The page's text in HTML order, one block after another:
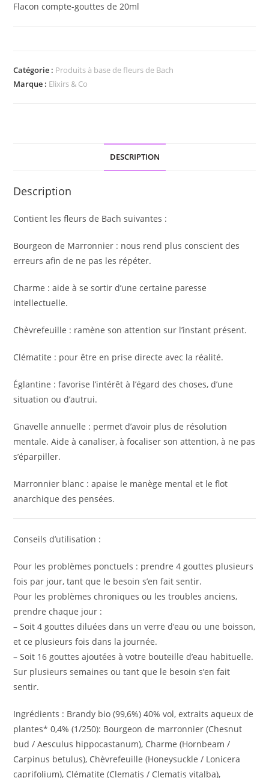
Flacon compte-gouttes de 20ml
Catégorie : Produits à base de fleurs de Bach
Marque : Elixirs & Co
DESCRIPTION
Description
Contient les fleurs de Bach suivantes :
Bourgeon de Marronnier : nous rend plus conscient des
erreurs afin de ne pas les répéter.
Charme : aide à se sortir d’une certaine paresse
intellectuelle.
Chèvrefeuille : ramène son attention sur l’instant présent.
Clématite : pour être en prise directe avec la réalité.
Églantine : favorise l’intérêt à l’égard des choses, d’une
situation ou d’autrui.
Gnavelle annuelle : permet d’avoir plus de résolution
mentale. Aide à canaliser, à focaliser son attention, à ne pas
s’éparpiller.
Marronnier blanc : apaise le manège mental et le flot
anarchique des pensées.
Conseils d’utilisation :
Pour les problèmes ponctuels : prendre 4 gouttes plusieurs
fois par jour, tant que le besoin s’en fait sentir.
Pour les problèmes chroniques ou les troubles anciens,
prendre chaque jour :
– Soit 4 gouttes diluées dans un verre d’eau ou une boisson,
et ce plusieurs fois dans la journée.
– Soit 16 gouttes ajoutées à votre bouteille d’eau habituelle.
Sur plusieurs semaines ou tant que le besoin s’en fait
sentir.
Ingrédients : Brandy bio (99,6%) 40% vol, extraits aqueux de
plantes* 0,4% (1/250): Bourgeon de marronnier (Chesnut
bud / Aesculus hippocastanum), Charme (Hornbeam /
Carpinus betulus), Chèvrefeuille (Honeysuckle / Lonicera
caprifolium), Clématite (Clematis / Clematis vitalba),